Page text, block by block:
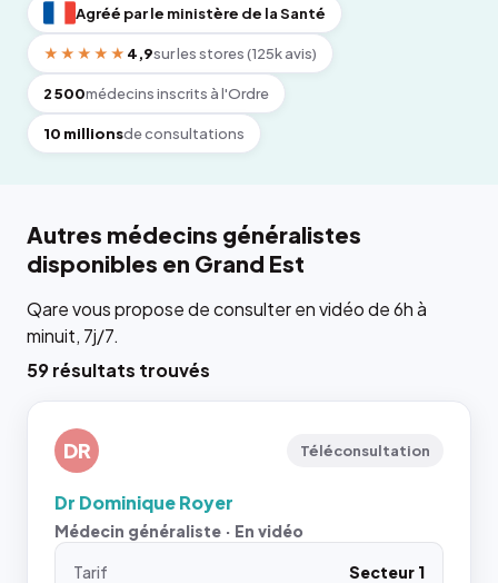
Agréé par le ministère de la Santé
★★★★★ 4,9sur les stores (125k avis)
2 500médecins inscrits à l'Ordre
10 millionsde consultations
Autres médecins généralistes
disponibles en Grand Est
Qare vous propose de consulter en vidéo de 6h à
minuit, 7j/7.
59 résultats trouvés
DR Téléconsultation
Dr Dominique Royer
Médecin généraliste · En vidéo
Tarif
Secteur 1